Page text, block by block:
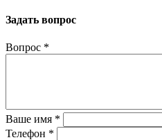
Задать вопрос
Вопрос *
Ваше имя *
Телефон *